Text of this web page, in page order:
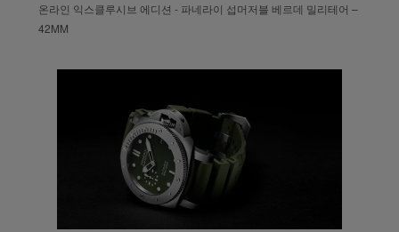
온라인 익스클루시브 에디션 - 파네라이 섭머저블 베르데 밀리테어 –
42MM